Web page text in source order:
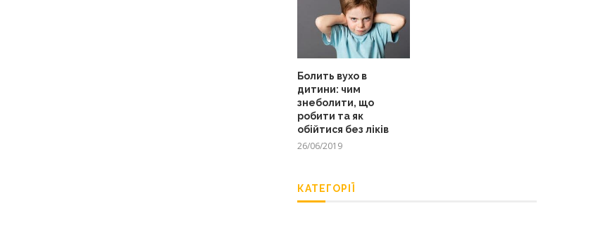
Болить вухо в
дитини: чим
знеболити, що
робити та як
обійтися без ліків
26/06/2019
КАТЕГОРІЇ